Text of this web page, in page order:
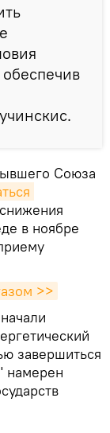
Союза
в ноябре
>>
завершиться
намерен